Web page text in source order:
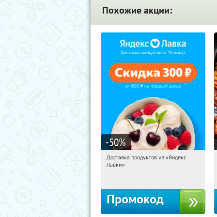
Похожие акции:
-50%
12:47:37 Получили:
Доставка продуктов из «Яндекс
Лавки»
Промокод